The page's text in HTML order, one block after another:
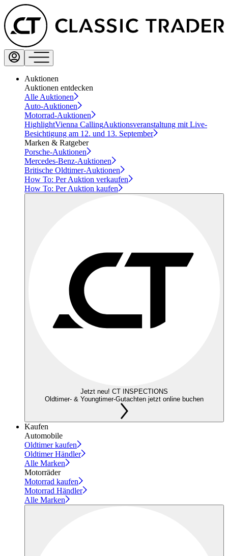
Auktionen
Auktionen entdecken
Alle Auktionen
Auto-Auktionen
Motorrad-Auktionen
HighlightVienna CallingAuktionsveranstaltung mit Live-
Besichtigung am 12. und 13. September
Marken & Ratgeber
Porsche-Auktionen
Mercedes-Benz-Auktionen
Britische Oldtimer-Auktionen
How To: Per Auktion verkaufen
How To: Per Auktion kaufen
Jetzt neu! CT INSPECTIONS
Oldtimer- & Youngtimer-Gutachten jetzt online buchen
Kaufen
Automobile
Oldtimer kaufen
Oldtimer Händler
Alle Marken
Motorräder
Motorrad kaufen
Motorrad Händler
Alle Marken